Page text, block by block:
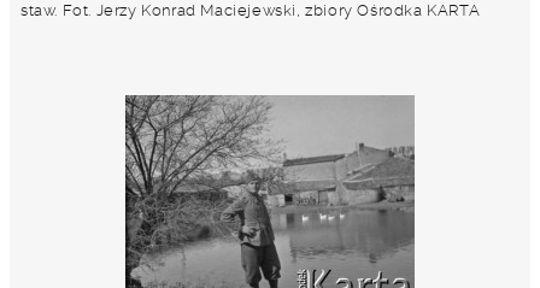
staw. Fot. Jerzy Konrad Maciejewski, zbiory Ośrodka KARTA